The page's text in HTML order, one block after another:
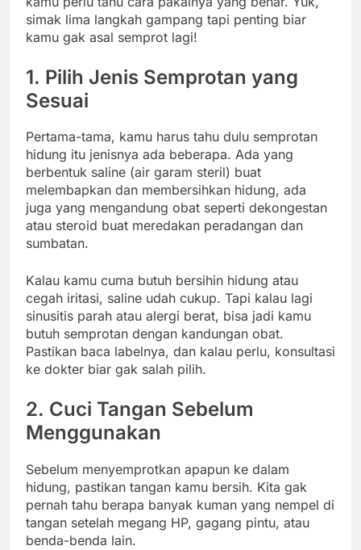
simak lima langkah gampang tapi penting biar
kamu gak asal semprot lagi!
1. Pilih Jenis Semprotan yang
Sesuai
Pertama-tama, kamu harus tahu dulu semprotan
hidung itu jenisnya ada beberapa. Ada yang
berbentuk saline (air garam steril) buat
melembapkan dan membersihkan hidung, ada
juga yang mengandung obat seperti dekongestan
atau steroid buat meredakan peradangan dan
sumbatan.
Kalau kamu cuma butuh bersihin hidung atau
cegah iritasi, saline udah cukup. Tapi kalau lagi
sinusitis parah atau alergi berat, bisa jadi kamu
butuh semprotan dengan kandungan obat.
Pastikan baca labelnya, dan kalau perlu, konsultasi
ke dokter biar gak salah pilih.
2. Cuci Tangan Sebelum
Menggunakan
Sebelum menyemprotkan apapun ke dalam
hidung, pastikan tangan kamu bersih. Kita gak
pernah tahu berapa banyak kuman yang nempel di
tangan setelah megang HP, gagang pintu, atau
benda-benda lain.